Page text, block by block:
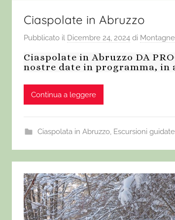
Ciaspolate in Abruzzo
Pubblicato il Dicembre 24, 2024 di
Ciaspolate in Abruzzo DA
nostre date in programma, in
Continua a leggere
Ciaspolata in Abruzzo, Escursioni